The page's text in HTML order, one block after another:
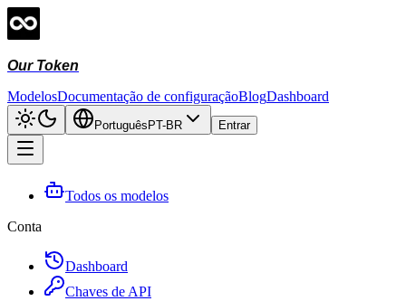
Our Token
ModelosDocumentação de configuraçãoBlogDashboard
Português PT-BR Entrar
Todos os modelos
Conta
Dashboard
Chaves de API